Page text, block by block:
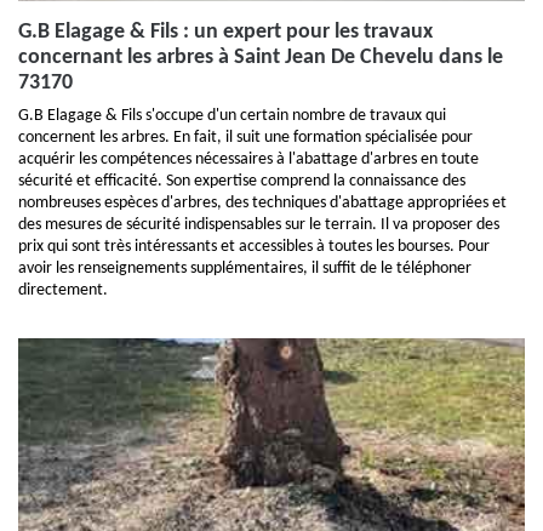
G.B Elagage & Fils : un expert pour les travaux
concernant les arbres à Saint Jean De Chevelu dans le
73170
G.B Elagage & Fils s'occupe d'un certain nombre de travaux qui
concernent les arbres. En fait, il suit une formation spécialisée pour
acquérir les compétences nécessaires à l'abattage d'arbres en toute
sécurité et efficacité. Son expertise comprend la connaissance des
nombreuses espèces d'arbres, des techniques d'abattage appropriées et
des mesures de sécurité indispensables sur le terrain. Il va proposer des
prix qui sont très intéressants et accessibles à toutes les bourses. Pour
avoir les renseignements supplémentaires, il suffit de le téléphoner
directement.